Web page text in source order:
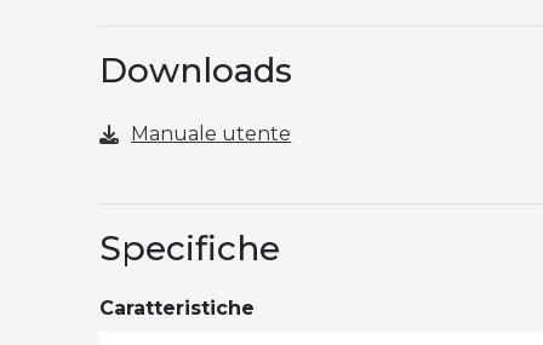
Downloads
Manuale utente
Specifiche
Caratteristiche